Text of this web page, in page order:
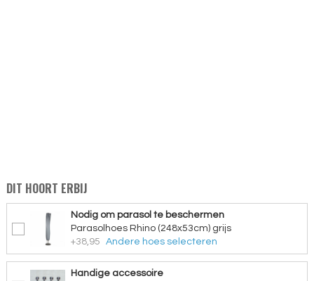
DIT HOORT ERBIJ
Nodig om parasol te beschermen
Parasolhoes Rhino (248x53cm) grijs
+38,95
Andere hoes selecteren
Handige accessoire